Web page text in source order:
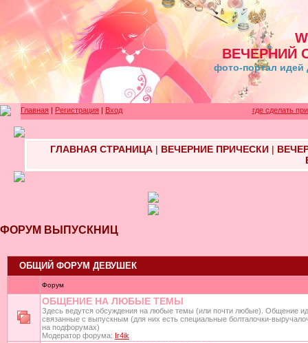
ВЕЧЕРНИЙ
фото-портал идей
Главная | Регистрация | Вход где сделать
ГЛАВНАЯ СТРАНИЦА| ВЕЧЕРНИЕ ПРИЧЕСКИ|
ФОРУМ ВЫПУСКНИЦ
ОБЩИЙ ФОРУМ ДЕВУШЕК
Форум
ОБЩЕНИЕ НА ЛЮБЫЕ ТЕМЫ
Здесь ведутся обсуждения на любые темы (или почти любые). Общение
связанные с выпускным (для них есть специальные болталочки-
на подфорумах)
Модератор форума: Ir4ik